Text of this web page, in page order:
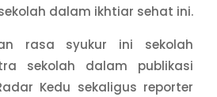
dalam ikhtiar sehat ini.
rasa syukur ini sekolah
sekolah dalam publikasi
Kedu sekaligus reporter